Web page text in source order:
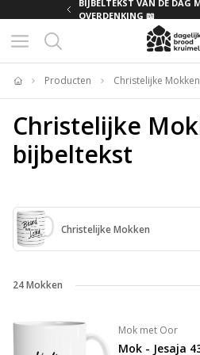
BIJBELTEKST VAN DE DAG
OVERDENKING 📖
Home
Producten Christelijke
Christelijke
bijbeltekst
Christelijke Mokken
24Mokken
Mok met Oor